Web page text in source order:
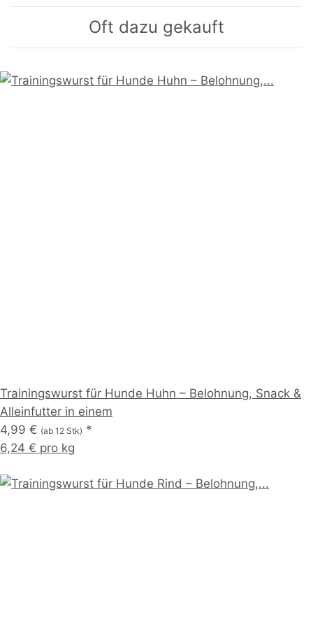
Oft dazu gekauft
Trainingswurst für Hunde Huhn – Belohnung, Snack &
Alleinfutter in einem
4,99 € (ab 12 Stk) *
6,24 € pro kg